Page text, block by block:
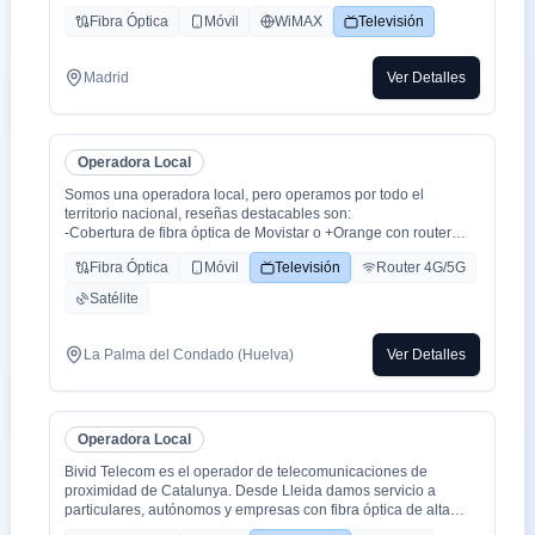
Fibra Óptica Móvil WiMAX Televisión
Madrid Ver Detalles
Operadora Local
Somos una operadora local, pero operamos por todo el
territorio nacional, reseñas destacables son:
-Cobertura de fibra óptica de Movistar o +Orange con router
-Cobertura movil con triple cobertura Orange, Yoigo y Movistar
-TV con todo el deporte o con toda la plataformas de cine y
series como Netflix, HBO, Amazon Prime, Apple TV, Disney+
-También somos colaboradores con alarmas de la marca ADT
con la mayor red de alarma de Europa.
cliente es humana y rapidez en solución de problemas que es
lo que está falta la sociedad.
Fibra Óptica Móvil Televisión
Router 4G/5G
Satélite
La Palma del Condado (Huelva) Ver Detalles
Operadora Local
Bivid Telecom es el operador de telecomunicaciones de
proximidad de Catalunya. Desde Lleida damos servicio a
particulares, autónomos y empresas con fibra óptica de alta
velocidad, telefonía fija y móvil, y soluciones de voz profesional,